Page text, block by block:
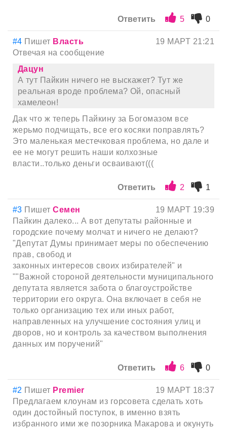
Ответить 5 0
#4 Пишет Власть
19 МАРТ 21:21
Отвечая на сообщение
Дацун
А тут Пайкин ничего не выскажет? Тут же
реальная вроде проблема? Ой, опасный
хамелеон!
Дак что ж теперь Пайкину за Богомазом все
жерьмо подчищать, все его косяки поправлять?
Это маленькая местечковая проблема, но дале и
ее не могут решить наши колхозные
власти..только деньги осваивают(((
Ответить 2 1
#3 ПишетСемен
19 МАРТ 19:39
Пайкин далеко... А вот депутаты районные и
городские почему молчат и ничего не делают?
"Депутат Думы принимает меры по обеспечению
прав, свобод и
законных интересов своих избирателей" и
""Важной стороной деятельности муниципального
депутата является забота о благоустройстве
территории его округа. Она включает в себя не
только организацию тех или иных работ,
направленных на улучшение состояния улиц и
дворов, но и контроль за качеством выполнения
данных им поручений"
Ответить 6 0
#2 Пишет Premier
19 МАРТ 18:37
Предлагаем клоунам из горсовета сделать хоть
один достойный поступок, в именно взять
избранного ими же позорника Макарова и окунуть